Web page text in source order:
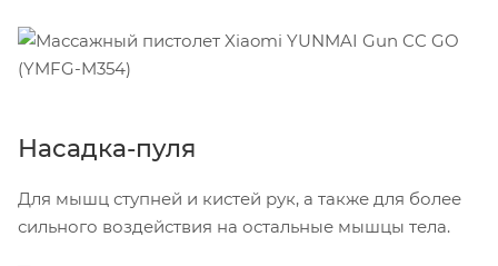
Насадка-пуля
Для мышц ступней и кистей рук, а также для более
сильного воздействия на остальные мышцы тела.